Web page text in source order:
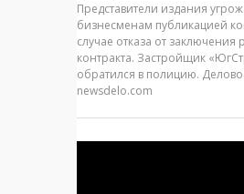
Представители издания
бизнесменам публикацией
случае отказа от заключения
контракта. Застройщик
обратился в полицию.
newsdelo.com